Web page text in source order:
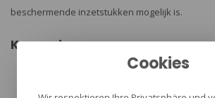
beschermende inzetstukken mogelijk is.
Kenmerken:
Cookies